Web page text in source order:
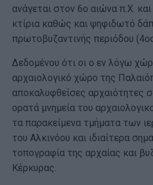
ανάγεται στον 6ο αιώνα π.Χ.
κτίρια καθώς και ψηφιδωτό
πρωτοβυζαντινής περιόδου
Δεδομένου ότι οι ο εν λόγω
αρχαιολογικό χώρο της
αποκαλυφθείσες αρχαιότητες
ορατά μνημεία του
τα παρακείμενα τμήματα των
του Αλκινόου και ιδιαίτερα
τοπογραφία της αρχαίας και
Κέρκυρας.